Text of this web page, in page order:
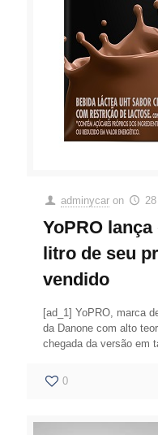
adminycar on
YoPRO
litro de seu
vendido
[ad_1] YoPRO, marca
da Danone com alto
chegada da versão em
0